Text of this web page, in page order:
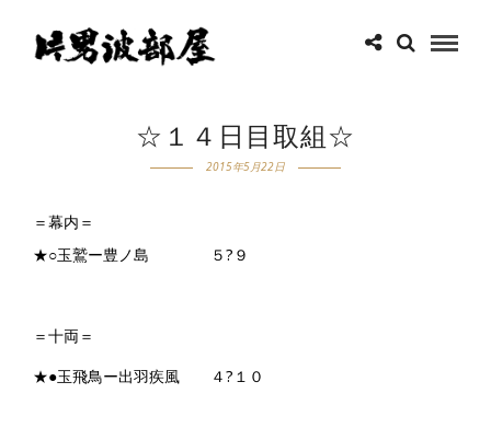
☆１４日目取組☆
2015年5月22日
＝幕内＝
★○玉鷲ー豊ノ島 ５?９
＝十両＝
★●玉飛鳥ー出羽疾風 ４?１０